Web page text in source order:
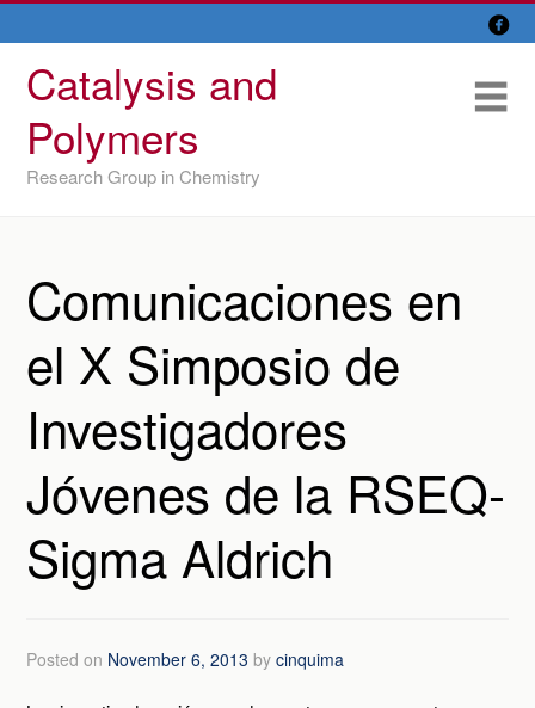

Catalysis and
Polymers
Research Group in Chemistry
content
Research Lines
Members
IU/ CINQUIMA
Comunicaciones en
el X Simposio de
Investigadores
Jóvenes de la RSEQ-
Sigma Aldrich
Posted on November 6, 2013 bycinquima